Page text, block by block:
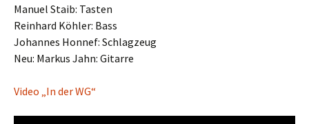
Manuel Staib: Tasten
Reinhard Köhler: Bass
Johannes Honnef: Schlagzeug
Neu: Markus Jahn: Gitarre
Video „In der WG“